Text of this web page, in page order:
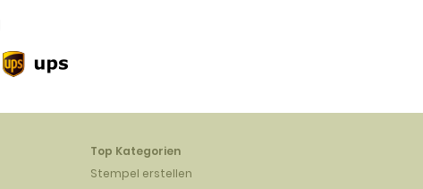
Top Kategorien
Stempel erstellen